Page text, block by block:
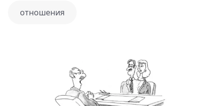
отношения